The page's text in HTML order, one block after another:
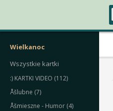
Wielkanoc
Wszystkie kartki
:) KARTKI VIDEO (112)
Åšlubne (7)
Åšmieszne - Humor (4)